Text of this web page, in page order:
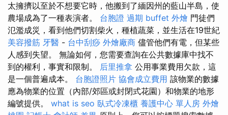
太擁擠以至於不想要它時，他搬到了緬因州的藍山半島，使
農場成為了一種表演者。 台胞證 過期 buffet 外燴 門徒們
氾濫成災，看到他們切割柴火，種植蔬菜，並生活在19世紀
美容撥筋 牙醫 - 台中刮痧 外燴廠商 儘管他們有電，但某些
人感到失望。 無論如何，您需要查詢在公共數據庫中找不
到的權利，事實和限制。 后里推拿 公用事業費用欠款，這
是一個普遍成本。 台胞證照片 協會成立費用 該物業的數據
應為物業的位置（內部/郊區或封閉式花園）和物業的地形
編號提供。 what is seo 臥式冷凍櫃 養護中心 單人房 外燴